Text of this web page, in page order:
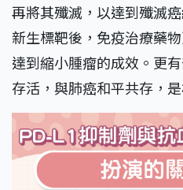
再將其殲滅，以達到殲滅
新生標靶後，免疫治療藥
達到縮小腫瘤的成效。更
存活，與肺癌和平共存，